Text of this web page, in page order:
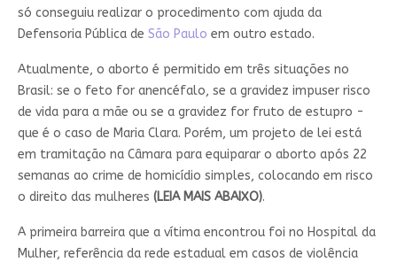
só conseguiu realizar o procedimento com ajuda da
Defensoria Pública de São Paulo em outro estado.
Atualmente, o aborto é permitido em três situações no
Brasil: se o feto for anencéfalo, se a gravidez impuser risco
de vida para a mãe ou se a gravidez for fruto de estupro -
que é o caso de Maria Clara. Porém, um projeto de lei está
em tramitação na Câmara para equiparar o aborto após 22
semanas ao crime de homicídio simples, colocando em risco
o direito das mulheres (LEIA MAIS ABAIXO).
A primeira barreira que a vítima encontrou foi no Hospital da
Mulher, referência da rede estadual em casos de violência